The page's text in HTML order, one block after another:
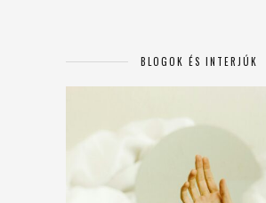
BLOGOK ÉS INTERJÚK